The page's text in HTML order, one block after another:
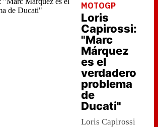
MOTOGP
Loris
Capirossi:
"Marc
Márquez
es el
verdadero
problema
de
Ducati"
Loris Capirossi